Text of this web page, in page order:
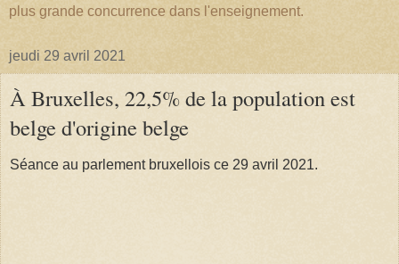
plus grande concurrence dans l'enseignement.
jeudi 29 avril 2021
À Bruxelles, 22,5% de la population est
belge d'origine belge
Séance au parlement bruxellois ce 29 avril 2021.